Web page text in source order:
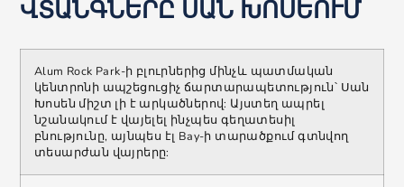
ՎՏԱՆԳՆԵՐԸ ՍԱՆ ԽՈՍԵՈՒՄ
Alum Rock Park-ի բլուրներից մինչև պատմական
կենտրոնի ապշեցուցիչ ճարտարապետություն՝ Սան
Խոսեն միշտ լի է արկածներով: Այստեղ ապրել
նշանակում է վայելել ինչպես գեղատեսիլ
բնությունը, այնպես էլ Bay-ի տարածքում գտնվող
տեսարժան վայրերը: